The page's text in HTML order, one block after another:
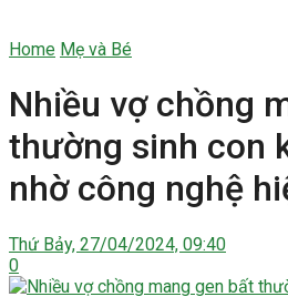
Home Mẹ và Bé
Nhiều vợ chồng
thường sinh con
nhờ công nghệ
Thứ Bảy, 27/04/2024, 09:40
0